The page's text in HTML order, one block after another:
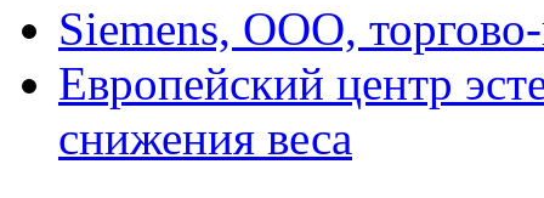
Siemens, ООО,
Европейский центр
снижения веса